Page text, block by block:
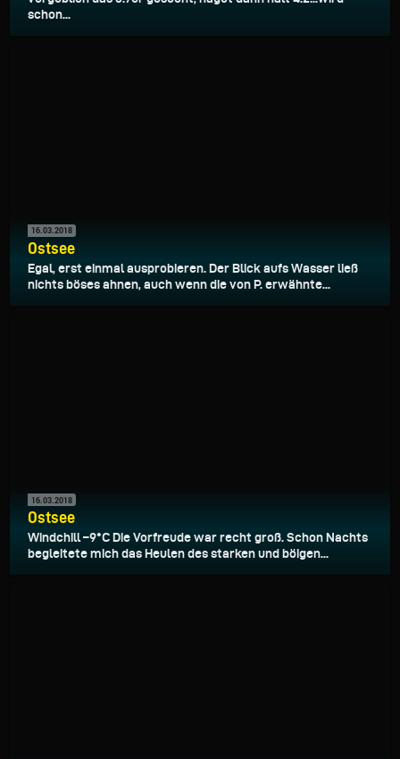
schon...
16.03.2018
Ostsee
Egal, erst einmal ausprobieren. Der Blick aufs Wasser ließ
nichts böses ahnen, auch wenn die von P. erwähnte...
16.03.2018
Ostsee
Windchill –9°C Die Vorfreude war recht groß. Schon Nachts
begleitete mich das Heulen des starken und böigen...